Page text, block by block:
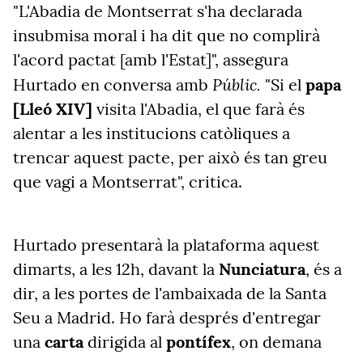
"L'Abadia de Montserrat s'ha declarada
insubmisa moral i ha dit que no complirà
l'acord pactat [amb l'Estat]", assegura
Hurtado en conversa amb Públic. "Si el papa
[Lleó XIV] visita l'Abadia, el que farà és
alentar a les institucions catòliques a
trencar aquest pacte, per això és tan greu
que vagi a Montserrat", critica.
Hurtado presentarà la plataforma aquest
dimarts, a les 12h, davant la Nunciatura, és a
dir, a les portes de l'ambaixada de la Santa
Seu a Madrid. Ho farà després d'entregar
una cartadirigida al pontífex, on demana